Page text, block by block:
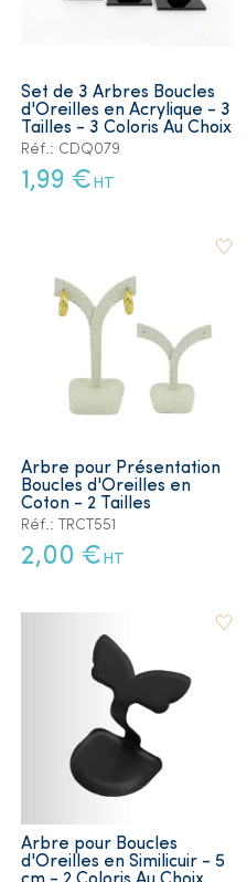
Set de 3 Arbres Boucles
d'Oreilles en Acrylique - 3
Tailles - 3 Coloris Au Choix
Réf.: CDQ079
1,99 € HT
Arbre pour Présentation
Boucles d'Oreilles en
Coton - 2 Tailles
Réf.: TRCT551
2,00 € HT
Arbre pour Boucles
d'Oreilles en Similicuir - 5